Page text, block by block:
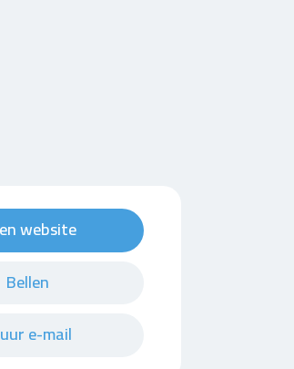
website
Bellen
e-mail